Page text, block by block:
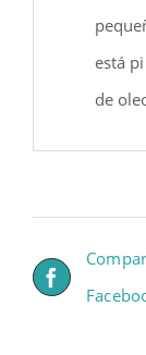
está
de